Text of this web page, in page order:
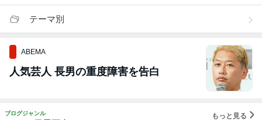
テーマ別
ABEMA
人気芸人 長男の重度障害を告白
ブログジャンル もっと見る